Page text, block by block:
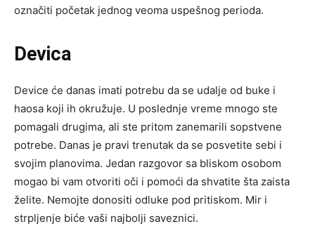
označiti početak jednog veoma uspešnog perioda.
Devica
Device će danas imati potrebu da se udalje od buke i
haosa koji ih okružuje. U poslednje vreme mnogo ste
pomagali drugima, ali ste pritom zanemarili sopstvene
potrebe. Danas je pravi trenutak da se posvetite sebi i
svojim planovima. Jedan razgovor sa bliskom osobom
mogao bi vam otvoriti oči i pomoći da shvatite šta zaista
želite. Nemojte donositi odluke pod pritiskom. Mir i
strpljenje biće vaši najbolji saveznici.